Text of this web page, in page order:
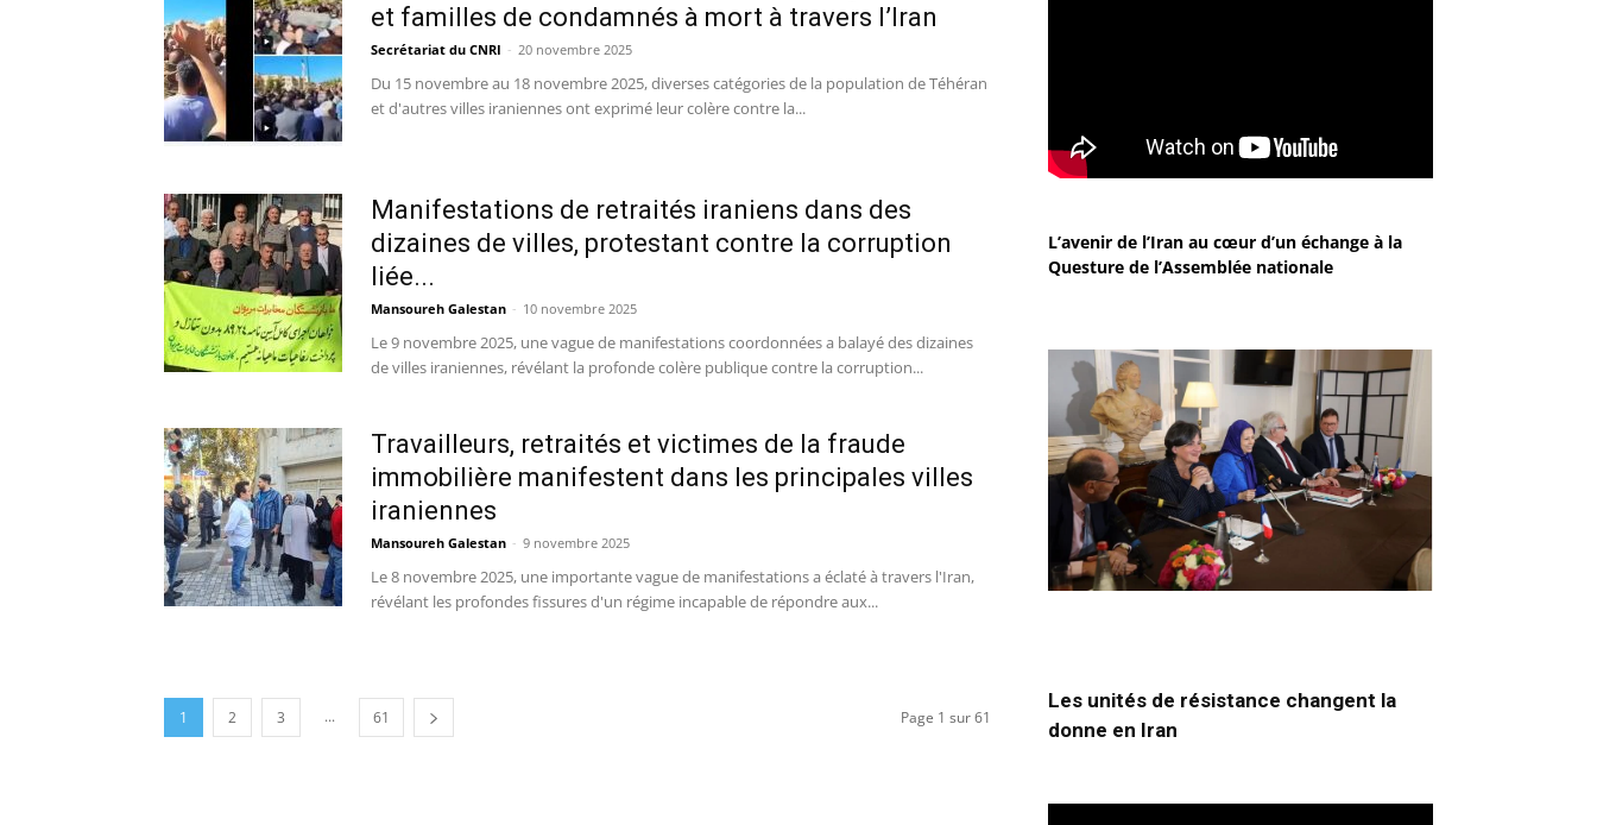
et familles de condamnés à mort à travers l’Iran
Secrétariat du CNRI - 20 novembre 2025
Du 15 novembre au 18 novembre 2025, diverses catégories de la population de Téhéran
et d'autres villes iraniennes ont exprimé leur colère contre la...
Manifestations de retraités iraniens dans des
dizaines de villes, protestant contre la corruption
liée...
Mansoureh Galestan - 10 novembre 2025
Le 9 novembre 2025, une vague de manifestations coordonnées a balayé des dizaines
de villes iraniennes, révélant la profonde colère publique contre la corruption...
Travailleurs, retraités et victimes de la fraude
immobilière manifestent dans les principales villes
iraniennes
Mansoureh Galestan - 9 novembre 2025
Le 8 novembre 2025, une importante vague de manifestations a éclaté à travers l'Iran,
révélant les profondes fissures d'un régime incapable de répondre aux...
1 2 3 ... 61 Page 1 sur 61
L’avenir de l’Iran au cœur d’un échange à la
Questure de l’Assemblée nationale
Les unités de résistance changent la
donne en Iran